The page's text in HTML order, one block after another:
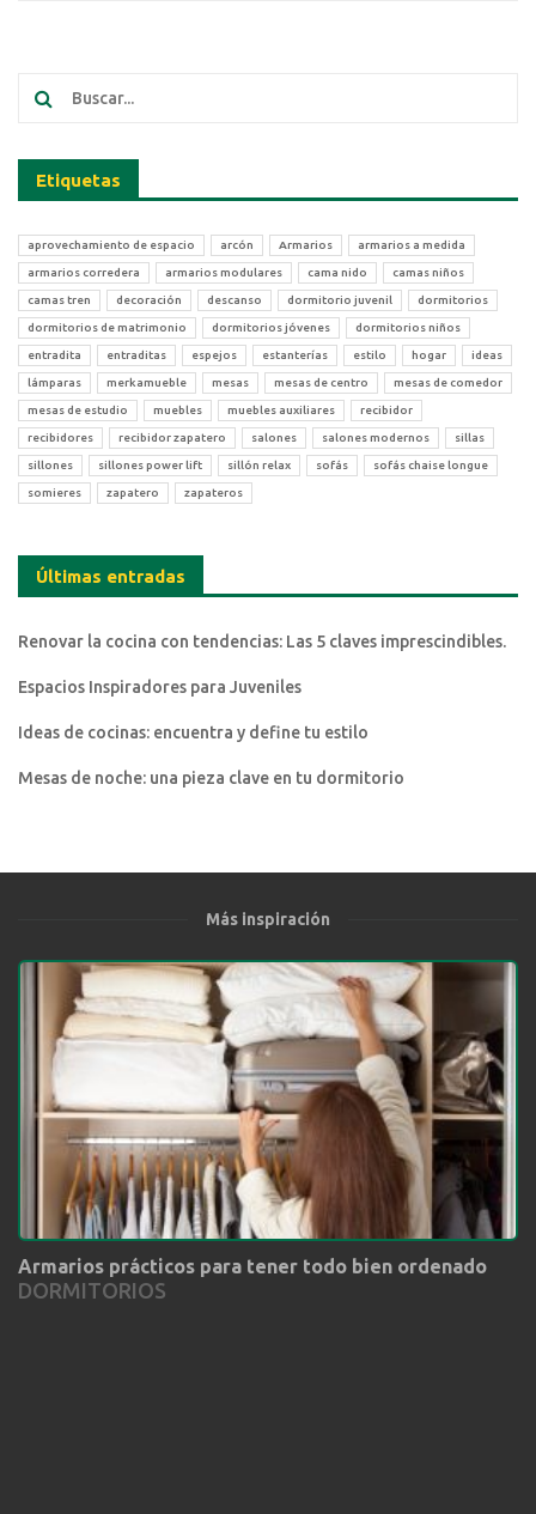
Etiquetas
aprovechamiento de espacio arcón Armarios armarios a medida
armarios corredera armarios modulares cama nido camas niños
camas tren decoración descanso dormitorio juvenil dormitorios
dormitorios de matrimonio dormitorios jóvenes dormitorios niños
entradita entraditas espejos estanterías estilo hogar ideas
lámparas merkamueble mesas mesas de centro mesas de comedor
mesas de estudio muebles muebles auxiliares recibidor
recibidores recibidor zapatero salones salones modernos sillas
sillones sillones power lift sillón relax sofás sofás chaise longue
somieres zapatero zapateros
Últimas entradas
Renovar la cocina con tendencias: Las 5 claves imprescindibles.
Espacios Inspiradores para Juveniles
Ideas de cocinas: encuentra y define tu estilo
Mesas de noche: una pieza clave en tu dormitorio
Más inspiración
Armarios prácticos para tener todo bien ordenado
DORMITORIOS